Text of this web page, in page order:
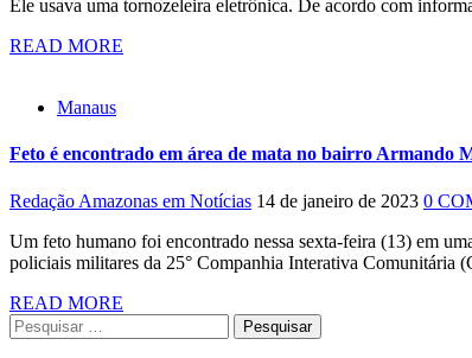
Ele usava uma tornozeleira eletrônica. De acordo com
READ MORE
Manaus
Feto é encontrado em área de mata no bairro Armando
Redação Amazonas em Notícias 14 de janeiro de 2023 0
Um feto humano foi encontrado nessa sexta-feira (13) em
policiais militares da 25° Companhia Interativa
READ MORE
Pesquisar
por: